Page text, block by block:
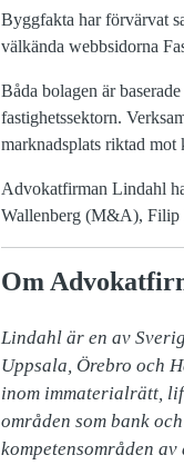
Byggfakta har förvärvat
välkända webbsidorna
Båda bolagen är
fastighetssektorn.
marknadsplats riktad mot
Advokatfirman Lindahl
Wallenberg (M&A), Filip
Om
Lindahl är en av
Uppsala, Örebro och
inom immaterialrätt,
områden som bank
kompetensområden